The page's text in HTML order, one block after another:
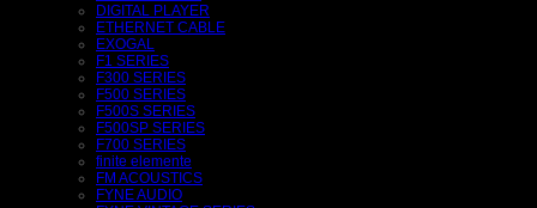
DIGITAL PLAYER
ETHERNET CABLE
EXOGAL
F1 SERIES
F300 SERIES
F500 SERIES
F500S SERIES
F500SP SERIES
F700 SERIES
finite elemente
FM ACOUSTICS
FYNE AUDIO